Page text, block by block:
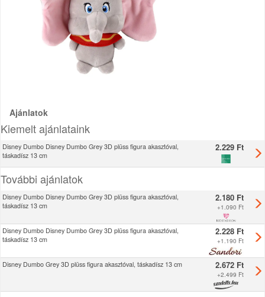
Ajánlatok
Kiemelt ajánlataink
Disney Dumbo Disney Dumbo Grey 3D plüss figura akasztóval,
táskadísz 13 cm
2.229 Ft
További ajánlatok
Disney Dumbo Disney Dumbo Grey 3D plüss figura akasztóval,
táskadísz 13 cm
2.180 Ft
+1.090 Ft
Disney Dumbo Disney Dumbo Grey 3D plüss figura akasztóval,
táskadísz 13 cm
2.228 Ft
+1.190 Ft
Disney Dumbo Grey 3D plüss figura akasztóval, táskadísz 13 cm 2.672 Ft
+2.499 Ft